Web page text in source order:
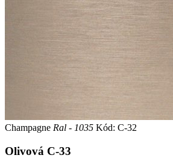
Champagne Ral - 1035 Kód: C-32
Olivová C-33